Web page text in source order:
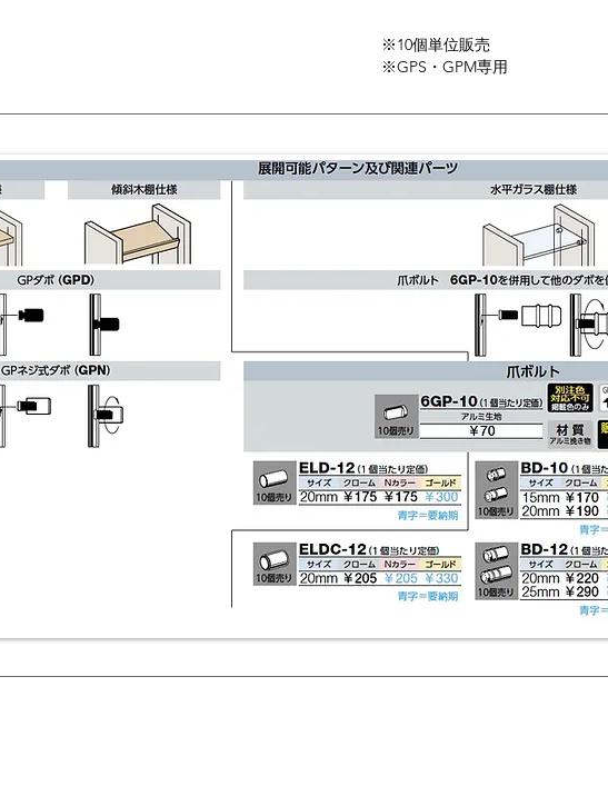
※10個単位販売
※GPS・GPM専用